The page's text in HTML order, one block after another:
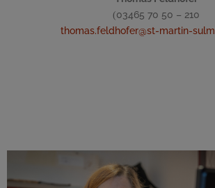
(03465 70 50 – 210
thomas.feldhofer@st-martin-